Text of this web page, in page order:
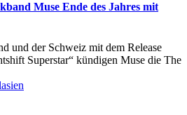
Muse Ende des Jahres mit
und der Schweiz mit dem Release
Superstar“ kündigen Muse die The